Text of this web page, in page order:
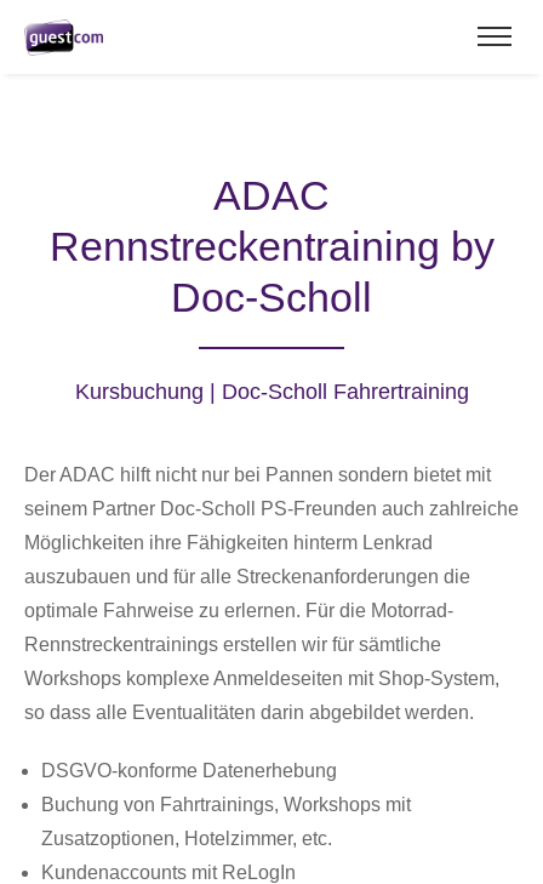
ADAC
Rennstreckentraining by
Doc-Scholl
Kursbuchung | Doc-Scholl Fahrertraining
Der ADAC hilft nicht nur bei Pannen sondern bietet mit
seinem Partner Doc-Scholl PS-Freunden auch zahlreiche
Möglichkeiten ihre Fähigkeiten hinterm Lenkrad
auszubauen und für alle Streckenanforderungen die
optimale Fahrweise zu erlernen. Für die Motorrad-
Rennstreckentrainings erstellen wir für sämtliche
Workshops komplexe Anmeldeseiten mit Shop-System,
so dass alle Eventualitäten darin abgebildet werden.
DSGVO-konforme Datenerhebung
Buchung von Fahrtrainings, Workshops mit
Zusatzoptionen, Hotelzimmer, etc.
Kundenaccounts mit ReLogIn